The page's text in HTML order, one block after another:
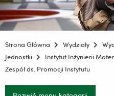
Strona Główna Wydziały
Jednostki
Instytut Inżynierii
Zespół ds. Promocji Instytutu